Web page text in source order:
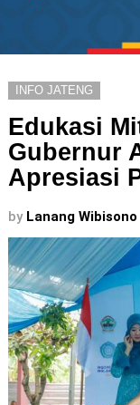
INFO JATENG
Edukasi
Gubernur
Apresiasi
by Lanang Wibisono